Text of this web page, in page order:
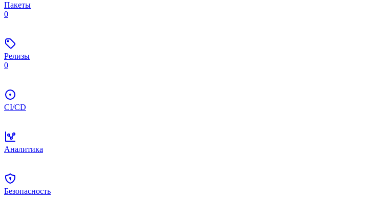
Пакеты
0
Релизы
0
CI/CD
Аналитика
Безопасность